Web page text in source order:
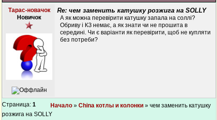
Тарас-новачок
Новичок
Re: чем заменить катушку розжига на SOLLY
А як можна перевірити катушку запала на соллі?
Обриву і КЗ немає, а як знати чи не прошита в
середині. Чи є варіанти як перевірити, щоб не купляти
без потреби?
Страница: 1 Начало » China котлы и колонки » чем заменить катушку
розжига на SOLLY